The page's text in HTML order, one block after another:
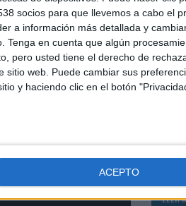
socios para que llevemos a cabo el
a información más detallada y
Tenga en cuenta que algún
pero usted tiene el derecho de
web. Puede cambiar sus
y haciendo clic en el botón
ACEPTO
sensación de que en
sean los protagonistas
profesores y
redes
Título
LEER